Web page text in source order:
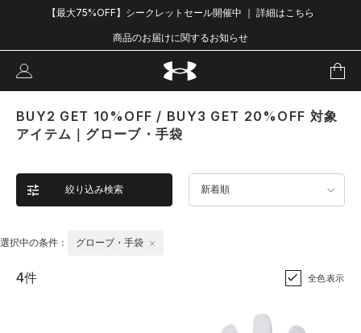
【最大75%OFF】シークレットセール開催中 ｜ 詳細はこちら
商品のお届けに関するお知らせ
BUY2 GET 10%OFF / BUY3 GET 20%OFF 対象
アイテム｜グローブ・手袋
絞り込み検索 新着順
選択中の条件： グローブ・手袋
4件 全色表示